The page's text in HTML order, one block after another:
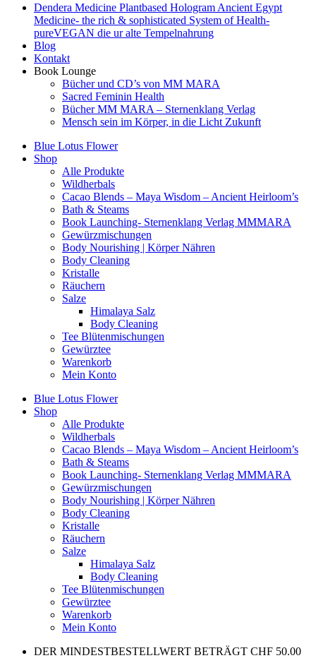
Dendera Medicine Plantbased Hologram Ancient Egypt
Medicine- the rich & sophisticated System of Health-
pureVEGAN die ur alte Tempelnahrung
Blog
Kontakt
Book Lounge
Bücher und CD’s von MM MARA
Sacred Feminin Health
Bücher MM MARA – Sternenklang Verlag
Mensch sein im Körper, in die Licht Zukunft
Blue Lotus Flower
Shop
Alle Produkte
Wildherbals
Cacao Blends – Maya Wisdom – Ancient Heirloom’s
Bath & Steams
Book Launching- Sternenklang Verlag MMMARA
Gewürzmischungen
Body Nourishing | Körper Nähren
Body Cleaning
Kristalle
Räuchern
Salze
Himalaya Salz
Body Cleaning
Tee Blütenmischungen
Gewürztee
Warenkorb
Mein Konto
Blue Lotus Flower
Shop
Alle Produkte
Wildherbals
Cacao Blends – Maya Wisdom – Ancient Heirloom’s
Bath & Steams
Book Launching- Sternenklang Verlag MMMARA
Gewürzmischungen
Body Nourishing | Körper Nähren
Body Cleaning
Kristalle
Räuchern
Salze
Himalaya Salz
Body Cleaning
Tee Blütenmischungen
Gewürztee
Warenkorb
Mein Konto
DER MINDESTBESTELLWERT BETRÄGT CHF 50.00